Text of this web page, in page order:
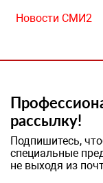
Новости СМИ2
рассылку!
Подпишитесь,
специальные
не выходя из